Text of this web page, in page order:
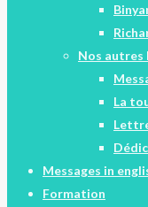
Nos autres
La
Messages in
Formation